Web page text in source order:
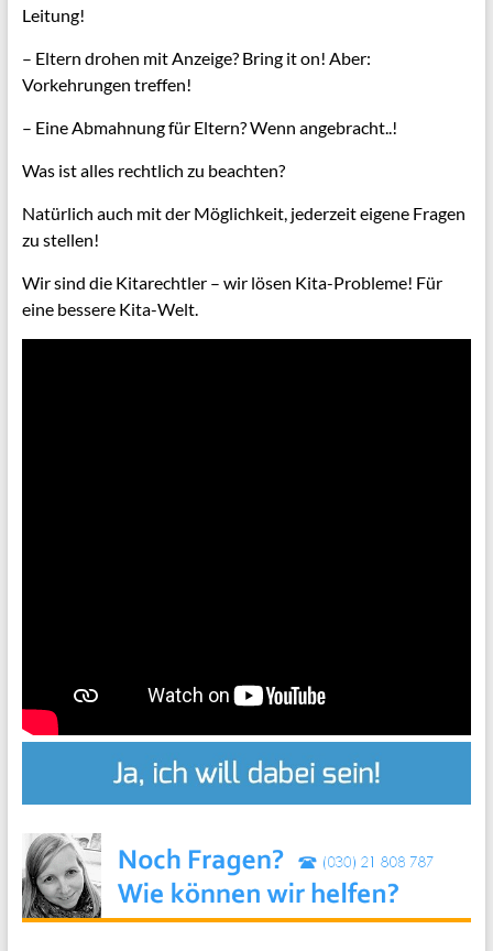
Leitung!
– Eltern drohen mit Anzeige? Bring it on! Aber:
Vorkehrungen treffen!
– Eine Abmahnung für Eltern? Wenn angebracht..!
Was ist alles rechtlich zu beachten?
Natürlich auch mit der Möglichkeit, jederzeit eigene Fragen
zu stellen!
Wir sind die Kitarechtler – wir lösen Kita-Probleme! Für
eine bessere Kita-Welt.